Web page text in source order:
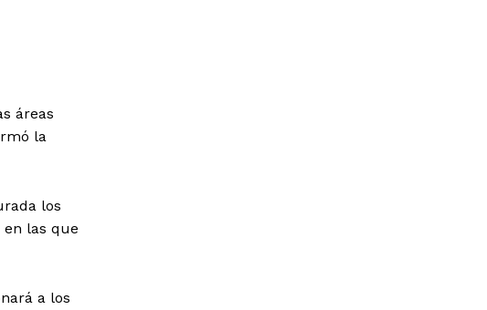
áreas
la
los
las que
a los